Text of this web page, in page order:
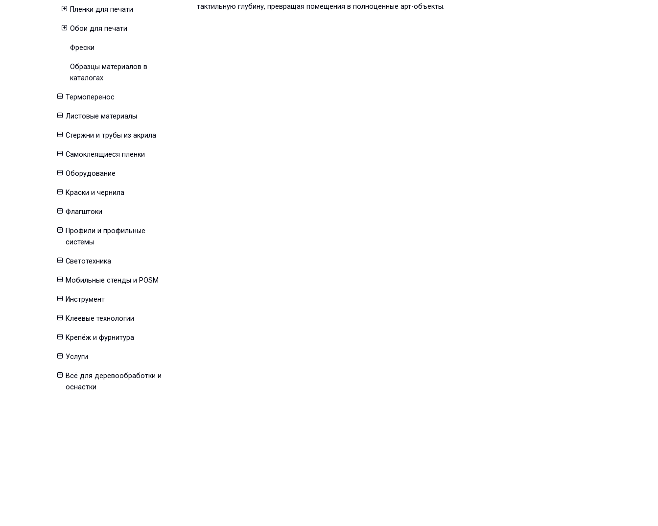
Пленки для печати
Обои для печати
Фрески
Образцы материалов в
каталогах
Термоперенос
Листовые материалы
Стержни и трубы из акрила
Самоклеящиеся пленки
Оборудование
Краски и чернила
Флагштоки
Профили и профильные
системы
Светотехника
Мобильные стенды и POSM
Инструмент
Клеевые технологии
Крепёж и фурнитура
Услуги
Всё для деревообработки и
оснастки
тактильную глубину, превращая помещения в полноценные арт-объекты.